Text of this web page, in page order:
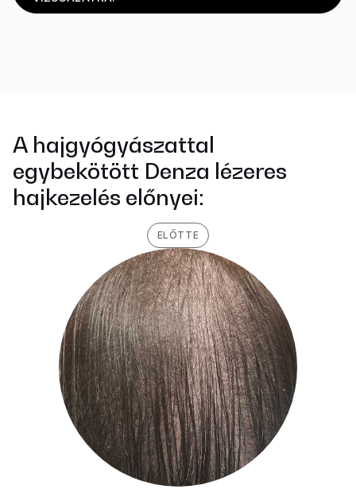
A hajgyógyászattal
egybekötött Denza lézeres
hajkezelés előnyei:
ELŐTTE